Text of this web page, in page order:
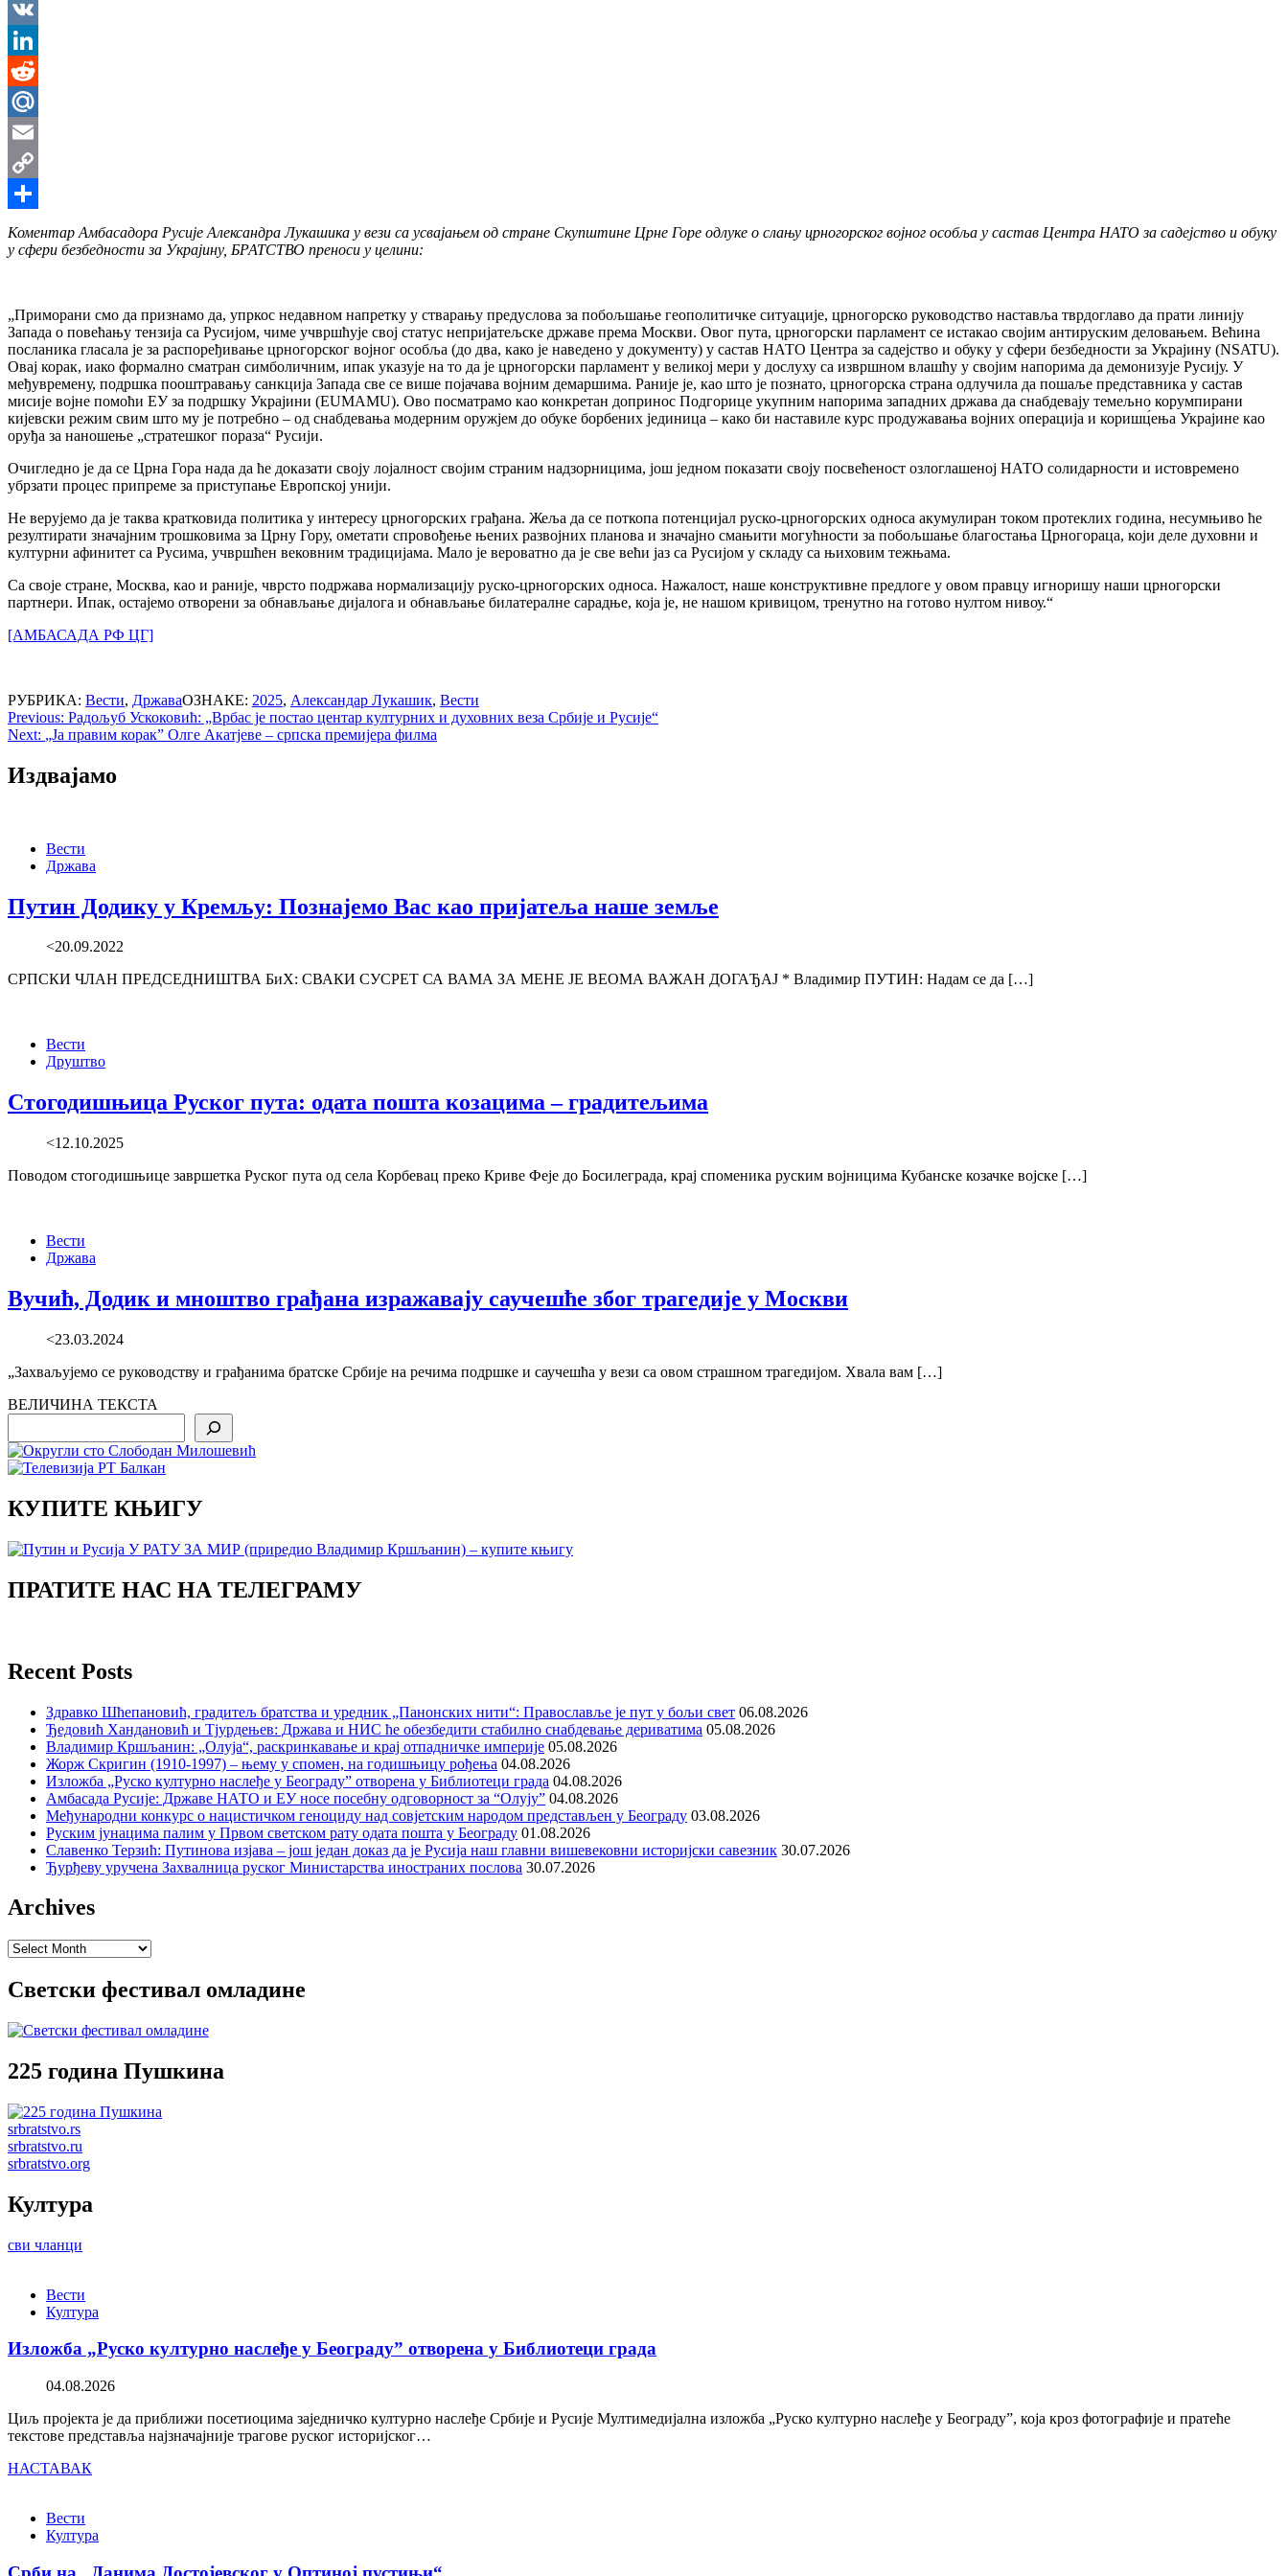
Messenger
VK
LinkedIn
Reddit
Mail.Ru
Email
Copy
Link
Share
Коментар Амбасадора Русије Александра Лукашика у вези са усвајањем од стране Скупштине Црне Горе одлуке о слању црногорског војног особља у састав Центра НАТО за садејство и обуку
у сфери безбедности за Украјину, БРАТСТВО преноси у целини:
„Приморани смо да признамо да, упркос недавном напретку у стварању предуслова за побољшање геополитичке ситуације, црногорско руководство наставља тврдоглаво да прати линију
Запада о повећању тензија са Русијом, чиме учвршћује свој статус непријатељске државе према Москви. Овог пута, црногорски парламент се истакао својим антируским деловањем. Већина
посланика гласала је за распоређивање црногорског војног особља (до два, како је наведено у документу) у састав НАТО Центра за садејство и обуку у сфери безбедности за Украјину (NSATU).
Овај корак, иако формално сматран симболичним, ипак указује на то да је црногорски парламент у великој мери у дослуху са извршном влашћу у својим напорима да демонизује Русију. У
међувремену, подршка пооштравању санкција Запада све се више појачава војним демаршима. Раније је, као што је познато, црногорска страна одлучила да пошаље представника у састав
мисије војне помоћи ЕУ за подршку Украјини (ЕUМАМU). Ово посматрамо као конкретан допринос Подгорице укупним напорима западних држава да снабдевају темељно корумпирани
кијевски режим свим што му је потребно – од снабдевања модерним оружјем до обуке борбених јединица – како би наставиле курс продужавања војних операција и коришц́ења Украјине као
оруђа за наношење „стратешког пораза“ Русији.
Очигледно је да се Црна Гора нада да ће доказати своју лојалност својим страним надзорницима, још једном показати своју посвећеност озлоглашеној НАТО солидарности и истовремено
убрзати процес припреме за приступање Европској унији.
Не верујемо да је таква кратковида политика у интересу црногорских грађана. Жеља да се поткопа потенцијал руско-црногорских односа акумулиран током протеклих година, несумњиво ће
резултирати значајним трошковима за Црну Гору, ометати спровођење њених развојних планова и значајно смањити могућности за побољшање благостања Црногораца, који деле духовни и
културни афинитет са Русима, учвршћен вековним традицијама. Мало је вероватно да је све већи јаз са Русијом у складу са њиховим тежњама.
Са своје стране, Москва, као и раније, чврсто подржава нормализацију руско-црногорских односа. Нажалост, наше конструктивне предлоге у овом правцу игноришу наши црногорски
партнери. Ипак, остајемо отворени за обнављање дијалога и обнављање билатералне сарадње, која је, не нашом кривицом, тренутно на готово нултом нивоу.“
[АМБАСАДА РФ ЦГ]
РУБРИКА: Вести, ДржаваОЗНАКЕ: 2025, Александар Лукашик, Вести
Post
navigation
Previous: Радољуб Ускоковић: „Врбас је постао центар културних и духовних веза Србије и Русије“
Next: „Ја правим корак” Олге Акатјеве – српска премијера филма
Издвајамо
Вести
Држава
Путин Додику у Кремљу: Познајемо Вас као пријатеља наше земље
<20.09.2022
СРПСКИ ЧЛАН ПРЕДСЕДНИШТВА БиХ: СВАКИ СУСРЕТ СА ВАМА ЗА МЕНЕ ЈЕ ВЕОМА ВАЖАН ДОГАЂАЈ * Владимир ПУТИН: Надам се да […]
Вести
Друштво
Стогодишњица Руског пута: одата пошта козацима – градитељима
<12.10.2025
Поводом стогодишњице завршетка Руског пута од села Корбевац преко Криве Феје до Босилеграда, крај споменика руским воjницима Кубанске козачке воjске […]
Вести
Држава
Вучић, Додик и мноштво грађана изражавају саучешће због трагедије у Москви
<23.03.2024
„Захваљујемо се руководству и грађанима братске Србије на речима подршке и саучешћа у вези са овом страшном трагедијом. Хвала вам […]
ВЕЛИЧИНА ТЕКСТА
КУПИТЕ КЊИГУ
ПРАТИТЕ НАС НА ТЕЛЕГРАМУ
Recent Posts
Здравко Шћепановић, градитељ братства и уредник „Панонских нити“: Православље је пут у бољи свет 06.08.2026
Ђедовић Хандановић и Тјурдењев: Држава и НИС ће обезбедити стабилно снабдевање дериватима 05.08.2026
Владимир Кршљанин: „Олуја“, раскринкавање и крај отпадничке империје 05.08.2026
Жорж Скригин (1910-1997) – њему у спомен, на годишњицу рођења 04.08.2026
Изложба „Руско културно наслеђе у Београду” отворена у Библиотеци града 04.08.2026
Амбасада Русије: Државе НАТО и ЕУ носе посебну одговорност за “Олују” 04.08.2026
Међународни конкурс о нацистичком геноциду над совјетским народом представљен у Београду 03.08.2026
Руским јунацима палим у Првом светском рату одата пошта у Београду 01.08.2026
Славенко Терзић: Путинова изјава – још један доказ да је Русија наш главни вишевековни историјски савезник 30.07.2026
Ђурђеву уручена Захвалница руског Министарства иностраних послова 30.07.2026
Archives
Archives
Светски фестивал омладине
225 година Пушкина
srbratstvo.rs
srbratstvo.ru
srbratstvo.org
Култура
сви чланци
Вести
Култура
Изложба „Руско културно наслеђе у Београду” отворена у Библиотеци града
04.08.2026
Циљ пројекта је да приближи посетиоцима заједничко културно наслеђе Србије и Русије Мултимедијална изложба „Руско културно наслеђе у Београду”, која кроз фотографије и пратеће
текстове представља најзначајније трагове руског историјског…
НАСТАВАК
Вести
Култура